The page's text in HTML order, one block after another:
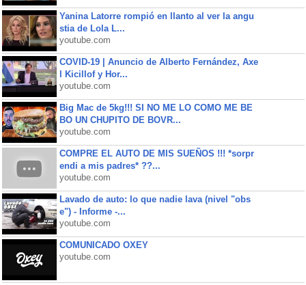
Yanina Latorre rompió en llanto al ver la angu
stia de Lola L...
youtube.com
COVID-19 | Anuncio de Alberto Fernández, Axe
l Kicillof y Hor...
youtube.com
Big Mac de 5kg!!! SI NO ME LO COMO ME BE
BO UN CHUPITO DE BOVR...
youtube.com
COMPRE EL AUTO DE MIS SUEÑOS !!! *sorpr
endi a mis padres* ??...
youtube.com
Lavado de auto: lo que nadie lava (nivel "obs
e") - Informe -...
youtube.com
COMUNICADO OXEY
youtube.com